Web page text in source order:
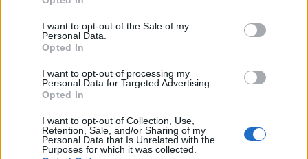
use your data for below specified purposes in below Google
consent section.
I want to opt-out of the Sale of my
Personal Data.
Opted In
I want to opt-out of processing my
Personal Data for Targeted Advertising.
Opted In
I want to opt-out of Collection, Use,
Retention, Sale, and/or Sharing of my
Personal Data that Is Unrelated with the
Purposes for which it was collected.
valor de um ativo criptográfico específico. Os usuários da
rede podem adicionar ou retirar tokens de um determinado
pool de liquidez com base nas regras de um protocolo,
como Unisawap ou Aave.
mercado – alguém para combinar um comprador de um
certo token com um vendedor – os pools de liquidez